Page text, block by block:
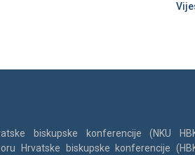
biskupske konferencije (NKU
Hrvatske biskupske konferencije